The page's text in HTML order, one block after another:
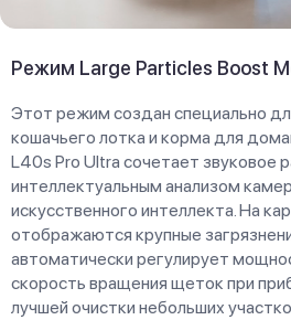
Режим Large Particles Boost
Этот режим создан специально
кошачьего лотка и корма для
L40s Pro Ultra сочетает звуковое
интеллектуальным анализом
искусственного интеллекта. На
отображаются крупные
автоматически регулирует
скорость вращения щеток при
лучшей очистки небольших